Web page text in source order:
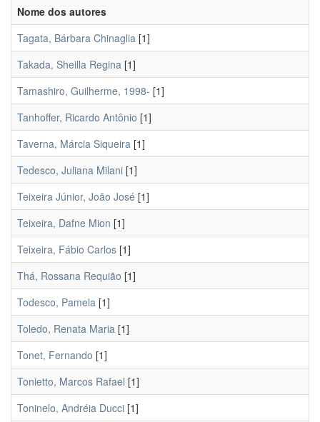
Nome dos autores
Tagata, Bárbara Chinaglia [1]
Takada, Sheilla Regina [1]
Tamashiro, Guilherme, 1998- [1]
Tanhoffer, Ricardo Antônio [1]
Taverna, Márcia Siqueira [1]
Tedesco, Juliana Milani [1]
Teixeira Júnior, João José [1]
Teixeira, Dafne Mion [1]
Teixeira, Fábio Carlos [1]
Thá, Rossana Requião [1]
Todesco, Pamela [1]
Toledo, Renata Maria [1]
Tonet, Fernando [1]
Tonietto, Marcos Rafael [1]
Toninelo, Andréia Ducci [1]